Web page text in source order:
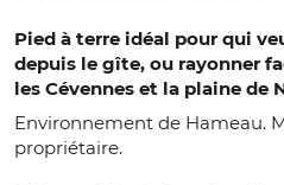
Pied à terre idéal pour qui
depuis le gîte, ou rayonner
les Cévennes et la plaine de
Environnement de Hameau.
propriétaire.